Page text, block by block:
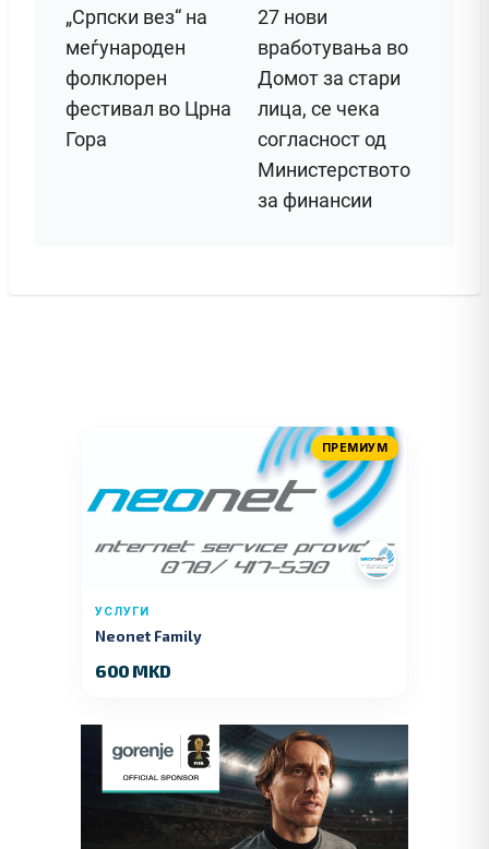
„Српски вез“ на
меѓународен
фолклорен
фестивал во Црна
Гора
27 нови
вработувања во
Домот за стари
лица, се чека
согласност од
Министерството
за финансии
ПРЕМИУМ
УСЛУГИ
Neonet Family
600 MKD